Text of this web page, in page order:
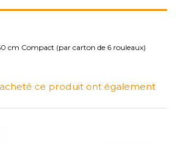
cm Compact (par carton de 6 rouleaux)
ce produit ont également